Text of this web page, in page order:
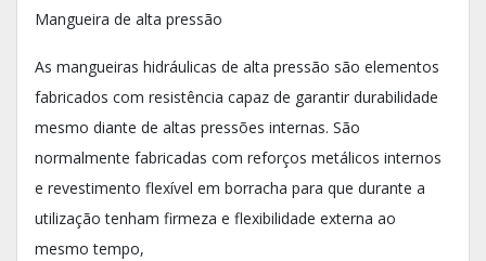
Mangueira de alta pressão
As mangueiras hidráulicas de alta pressão são elementos
fabricados com resistência capaz de garantir durabilidade
mesmo diante de altas pressões internas. São
normalmente fabricadas com reforços metálicos internos
e revestimento flexível em borracha para que durante a
utilização tenham firmeza e flexibilidade externa ao
mesmo tempo,